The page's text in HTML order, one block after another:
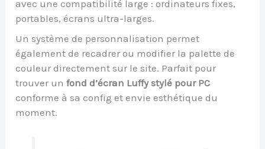
avec une compatibilité large : ordinateurs fixes,
portables, écrans ultra-larges.
Un système de personnalisation permet
également de recadrer ou modifier la palette de
couleur directement sur le site. Parfait pour
trouver unfond d’écran Luffy stylé pour PC
conforme à sa config et envie esthétique du
moment.